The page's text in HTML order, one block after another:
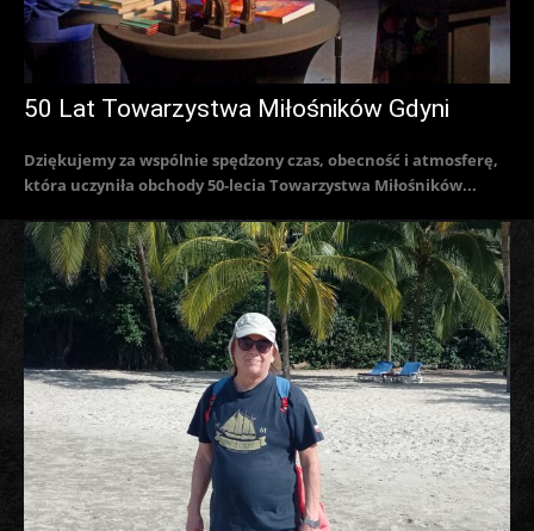
50 Lat Towarzystwa Miłośników Gdyni
Dziękujemy za wspólnie spędzony czas, obecność i atmosferę,
która uczyniła obchody 50-lecia Towarzystwa Miłośników...